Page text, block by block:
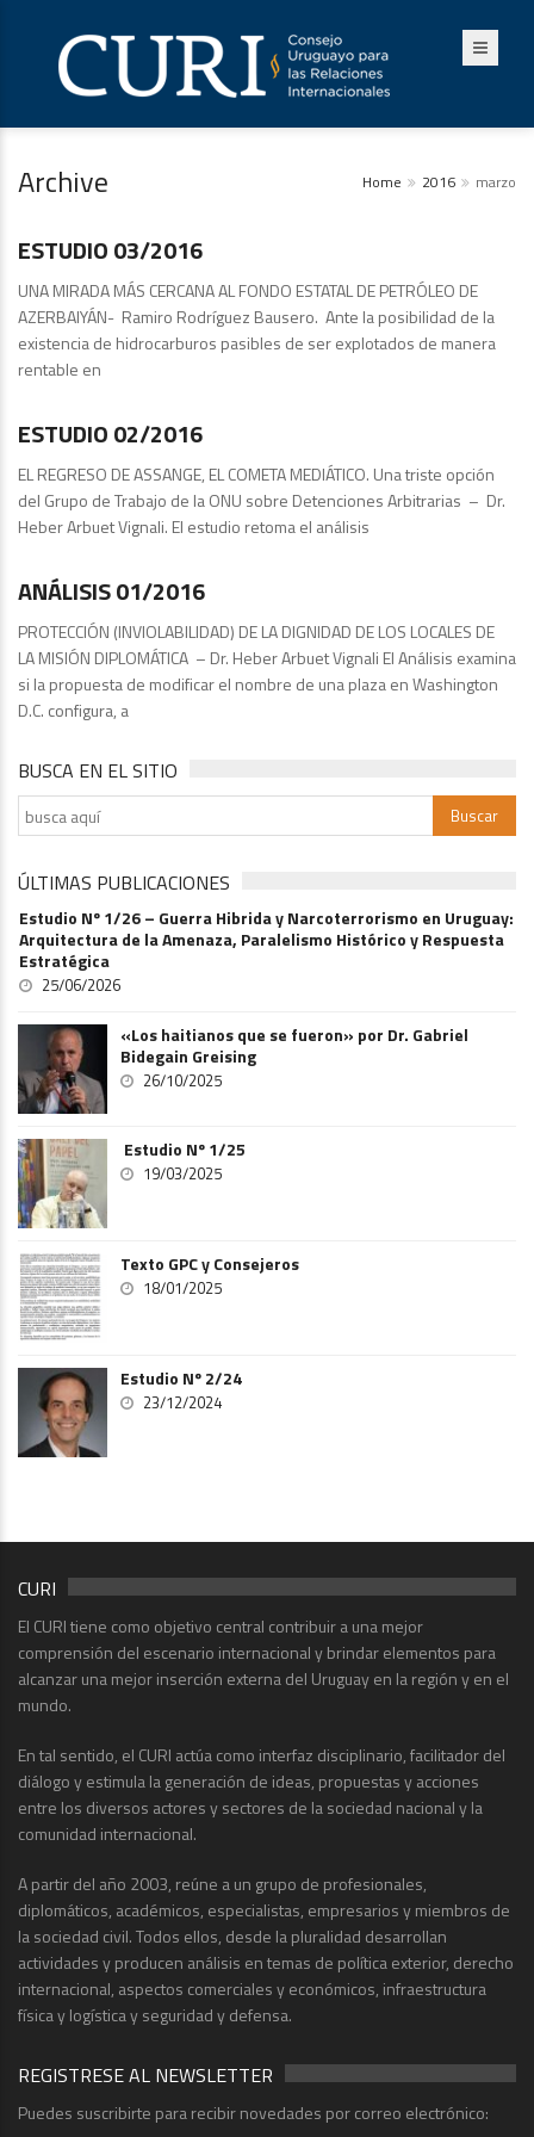
Archive Home 2016 marzo
Estudios
ESTUDIO 03/2016
UNA MIRADA MÁS CERCANA AL FONDO ESTATAL DE PETRÓLEO DE
AZERBAIYÁN- Ramiro Rodríguez Bausero. Ante la posibilidad de la
existencia de hidrocarburos pasibles de ser explotados de manera
rentable en
Estudios
ESTUDIO 02/2016
EL REGRESO DE ASSANGE, EL COMETA MEDIÁTICO. Una triste opción
del Grupo de Trabajo de la ONU sobre Detenciones Arbitrarias – Dr.
Heber Arbuet Vignali. El estudio retoma el análisis
Análisis
ANÁLISIS 01/2016
PROTECCIÓN (INVIOLABILIDAD) DE LA DIGNIDAD DE LOS LOCALES DE
LA MISIÓN DIPLOMÁTICA – Dr. Heber Arbuet Vignali El Análisis examina
si la propuesta de modificar el nombre de una plaza en Washington
D.C. configura, a
BUSCA EN EL SITIO
ÚLTIMAS PUBLICACIONES
Estudio Nº 1/26 – Guerra Hibrida y Narcoterrorismo en Uruguay:
Arquitectura de la Amenaza, Paralelismo Histórico y Respuesta
Estratégica
25/06/2026
«Los haitianos que se fueron» por Dr. Gabriel
Bidegain Greising
26/10/2025
Estudio Nº 1/25
19/03/2025
Texto GPC y Consejeros
18/01/2025
Estudio Nº 2/24
23/12/2024
CURI
El CURI tiene como objetivo central contribuir a una mejor
comprensión del escenario internacional y brindar elementos para
alcanzar una mejor inserción externa del Uruguay en la región y en el
mundo.
En tal sentido, el CURI actúa como interfaz disciplinario, facilitador del
diálogo y estimula la generación de ideas, propuestas y acciones
entre los diversos actores y sectores de la sociedad nacional y la
comunidad internacional.
A partir del año 2003, reúne a un grupo de profesionales,
diplomáticos, académicos, especialistas, empresarios y miembros de
la sociedad civil. Todos ellos, desde la pluralidad desarrollan
actividades y producen análisis en temas de política exterior, derecho
internacional, aspectos comerciales y económicos, infraestructura
física y logística y seguridad y defensa.
REGISTRESE AL NEWSLETTER
Puedes suscribirte para recibir novedades por correo electrónico: